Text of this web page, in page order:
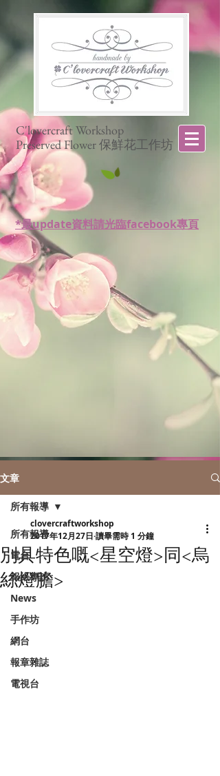
C'lovercraft Workshop
Preserved Flower 保鮮花工作坊
*最update資料請光臨facebook專頁
文章
所有報導
電台
報紙專訪
News
手作坊
網台
報章雜誌
電視台
所有報導
別具特色嘅<星空燈>同<烏
絲燈膽>
clovercraftworkshop
2017年12月27日 讀畢需時 1 分鐘